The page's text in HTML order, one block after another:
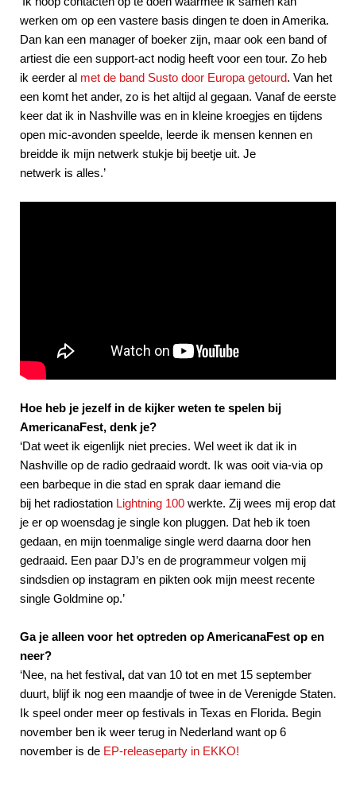
werken om op een vastere basis dingen te doen in Amerika.
Dan kan een manager of boeker zijn, maar ook een band of
artiest die een support-act nodig heeft voor een tour. Zo heb
ik eerder al met de band Susto door Europa getourd. Van het
een komt het ander, zo is het altijd al gegaan. Vanaf de eerste
keer dat ik in Nashville was en in kleine kroegjes en tijdens
open mic-avonden speelde, leerde ik mensen kennen en
breidde ik mijn netwerk stukje bij beetje uit. Je
netwerk is alles.’
Hoe heb je jezelf in de kijker weten te spelen bij
AmericanaFest, denk je?
‘Dat weet ik eigenlijk niet precies. Wel weet ik dat ik in
Nashville op de radio gedraaid wordt. Ik was ooit via-via op
een barbeque in die stad en sprak daar iemand die
bij het radiostation Lightning 100 werkte. Zij wees mij erop dat
je er op woensdag je single kon pluggen. Dat heb ik toen
gedaan, en mijn toenmalige single werd daarna door hen
gedraaid. Een paar DJ’s en de programmeur volgen mij
sindsdien op instagram en pikten ook mijn meest recente
single Goldmine op.’
Ga je alleen voor het optreden op AmericanaFest op en
neer?
‘Nee, na het festival, dat van 10 tot en met 15 september
duurt, blijf ik nog een maandje of twee in de Verenigde Staten.
Ik speel onder meer op festivals in Texas en Florida. Begin
november ben ik weer terug in Nederland want op 6
november is de EP-releaseparty in EKKO!